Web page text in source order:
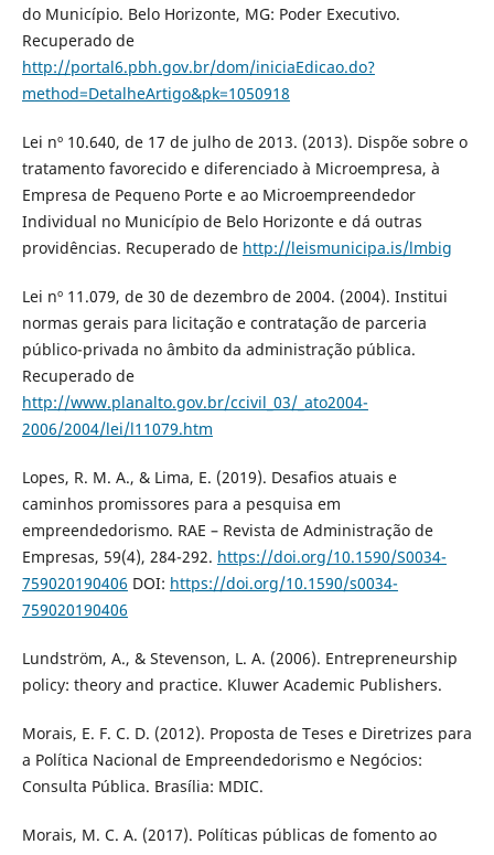
do Município. Belo Horizonte, MG: Poder Executivo.
Recuperado de
http://portal6.pbh.gov.br/dom/iniciaEdicao.do?
method=DetalheArtigo&pk=1050918
Lei nº 10.640, de 17 de julho de 2013. (2013). Dispõe sobre o
tratamento favorecido e diferenciado à Microempresa, à
Empresa de Pequeno Porte e ao Microempreendedor
Individual no Município de Belo Horizonte e dá outras
providências. Recuperado de http://leismunicipa.is/lmbig
Lei nº 11.079, de 30 de dezembro de 2004. (2004). Institui
normas gerais para licitação e contratação de parceria
público-privada no âmbito da administração pública.
Recuperado de
http://www.planalto.gov.br/ccivil_03/_ato2004-
2006/2004/lei/l11079.htm
Lopes, R. M. A., & Lima, E. (2019). Desafios atuais e
caminhos promissores para a pesquisa em
empreendedorismo. RAE – Revista de Administração de
Empresas, 59(4), 284-292. https://doi.org/10.1590/S0034-
759020190406 DOI: https://doi.org/10.1590/s0034-
759020190406
Lundström, A., & Stevenson, L. A. (2006). Entrepreneurship
policy: theory and practice. Kluwer Academic Publishers.
Morais, E. F. C. D. (2012). Proposta de Teses e Diretrizes para
a Política Nacional de Empreendedorismo e Negócios:
Consulta Pública. Brasília: MDIC.
Morais, M. C. A. (2017). Políticas públicas de fomento ao